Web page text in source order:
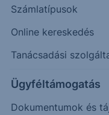
Számlatípusok
Online kereskedés
Tanácsadási
Ügyféltámogatás
Dokumentumok és
Közel 13%-
a következő
növelni a
A
technológiai